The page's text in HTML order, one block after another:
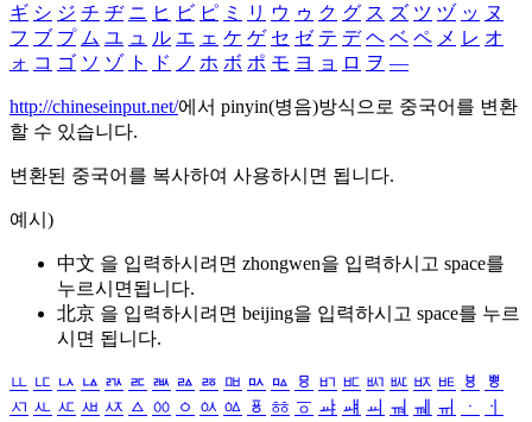
ギ シ ジ チ ヂ ニ ヒ ビ ピ ミ リ ウ ゥ ク グ ス ズ ツ ヅ ッ ヌ
フ ブ プ ム ユ ュ ル エ ェ ケ ゲ セ ゼ テ デ ヘ ベ ペ メ レ オ
ォ コ ゴ ソ ゾ ト ド ノ ホ ボ ポ モ ヨ ョ ロ ヲ ―
http://chineseinput.net/에서 pinyin(병음)방식으로 중국어를 변환
할 수 있습니다.
변환된 중국어를 복사하여 사용하시면 됩니다.
예시)
中文 을 입력하시려면 zhongwen을 입력하시고 space를
누르시면됩니다.
北京 을 입력하시려면 beijing을 입력하시고 space를 누르
시면 됩니다.
ㅥ ㅦ ㅧ ㅨ ㅩ ㅪ ㅫ ㅬ ㅭ ㅮ ㅯ ㅰ ㅱ ㅲ ㅳ ㅴ ㅵ ㅶ ㅷ ㅸ
ㅹ
ㅺ ㅻ ㅼ ㅽ ㅾ ㅿ ㆀ ㆁ ㆂ ㆃ ㆄ ㆅ ㆆ ㆇ ㆈ ㆉ ㆊ ㆋ ㆌ ㆍ
ㆎ